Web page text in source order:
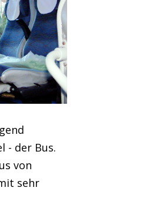
- der Bus.
von
sehr